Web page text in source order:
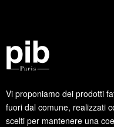
Vi proponiamo dei prodotti
fuori dal comune, realizzati
scelti per mantenere una